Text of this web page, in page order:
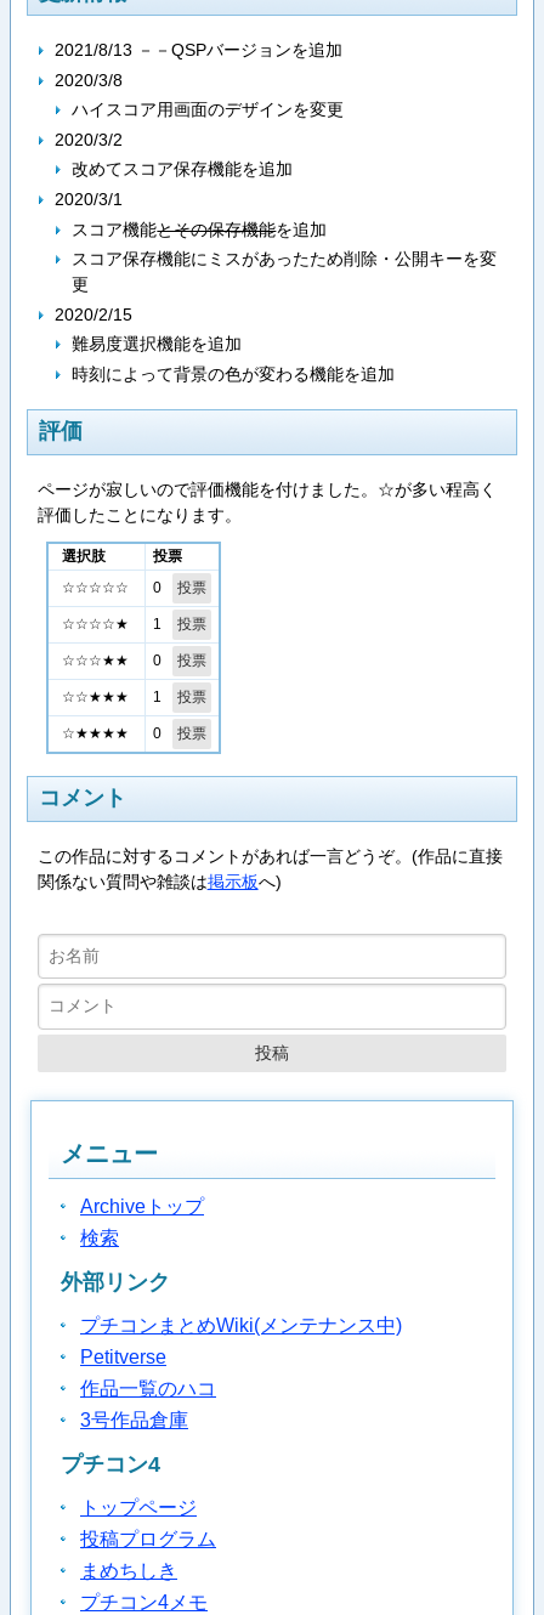
2021/8/13 －－QSPバージョンを追加
2020/3/8
ハイスコア用画面のデザインを変更
2020/3/2
改めてスコア保存機能を追加
2020/3/1
スコア機能とその保存機能を追加
スコア保存機能にミスがあったため削除・公開キーを変
更
2020/2/15
難易度選択機能を追加
時刻によって背景の色が変わる機能を追加
評価
ページが寂しいので評価機能を付けました。☆が多い程高く
評価したことになります。
選択肢 投票
☆☆☆☆☆ 0
☆☆☆☆★ 1
☆☆☆★★ 0
☆☆★★★ 1
☆★★★★ 0
コメント
この作品に対するコメントがあれば一言どうぞ。(作品に直接
関係ない質問や雑談は掲示板へ)
メニュー
Archiveトップ
検索
外部リンク
プチコンまとめWiki(メンテナンス中)
Petitverse
作品一覧のハコ
3号作品倉庫
プチコン4
トップページ
投稿プログラム
まめちしき
プチコン4メモ